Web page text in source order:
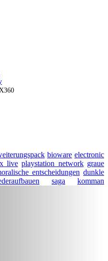
bioware electronic
live playstation network graue
entscheidungen dunkle
saga komman